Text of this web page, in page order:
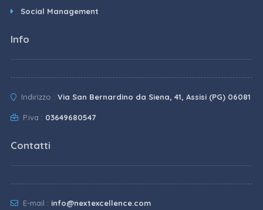
Social Management
Info
Indirizzo : Via San Bernardino da Siena, 41, Assisi (PG) 06081
P.iva : 03649680547
Contatti
E-mail : info@nextexcellence.com